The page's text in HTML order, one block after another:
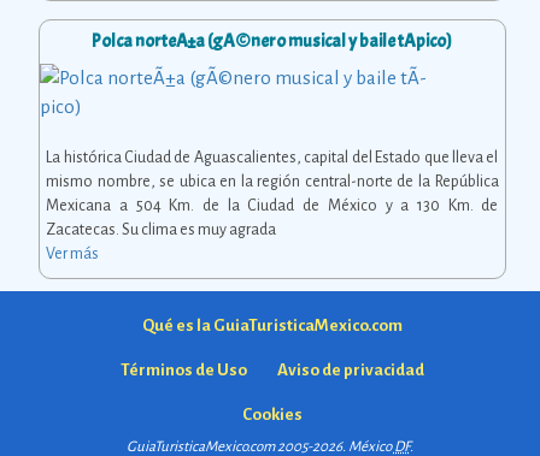
Polca norteÃ±a (gÃ©nero musical y baile tÃ­pico)
La histórica Ciudad de Aguascalientes, capital del Estado que lleva el
mismo nombre, se ubica en la región central-norte de la República
Mexicana a 504 Km. de la Ciudad de México y a 130 Km. de
Zacatecas. Su clima es muy agrada
Ver más
Qué es la GuiaTuristicaMexico.com
Términos de Uso Aviso de privacidad
Cookies
GuiaTuristicaMexico.com 2005-2026. MéxicoDF.